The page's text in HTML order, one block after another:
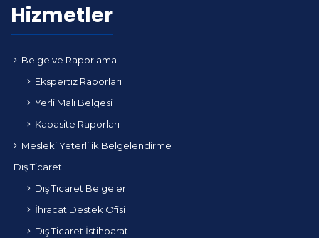
Hizmetler
Belge ve Raporlama
Ekspertiz Raporları
Yerli Malı Belgesi
Kapasite Raporları
Mesleki Yeterlilik Belgelendirme
Dış Ticaret
Dış Ticaret Belgeleri
İhracat Destek Ofisi
Dış Ticaret İstihbarat